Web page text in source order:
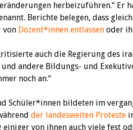
herbeizuführen.“ Er
Berichte belegen, dass
von Dozent*innen entlassen oder
auch die Regierung des
andere Bildungs- und
noch an.“
Schüler*innen bildeten im
der landesweiten Proteste
einiger von ihnen auch viele fest